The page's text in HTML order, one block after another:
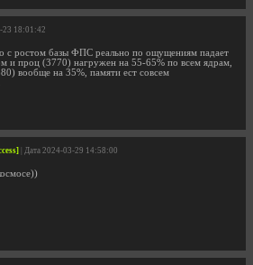
23 18:01:42
с ростом базы ФПС реально по ощущениям падает
и проц (3770) нагружен на 55-65% по всем ядрам,
вообще на 35%, памяти ест совсем
| Дата 2024-03-29 14:58:00